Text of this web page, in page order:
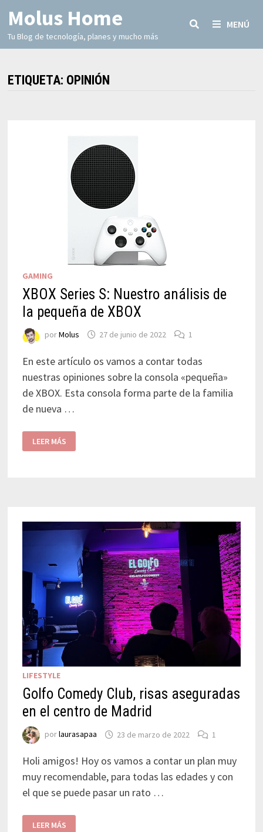
Molus Home
Tu Blog de tecnología, planes y mucho más
MENÚ
ETIQUETA: OPINIÓN
GAMING
XBOX Series S: Nuestro análisis de
la pequeña de XBOX
porMolus 27 de junio de 2022 1
En este artículo os vamos a contar todas
nuestras opiniones sobre la consola «pequeña»
de XBOX. Esta consola forma parte de la familia
de nueva …
LEER MÁS
LIFESTYLE
Golfo Comedy Club, risas aseguradas
en el centro de Madrid
porlaurasapaa 23 de marzo de 2022 1
Holi amigos! Hoy os vamos a contar un plan muy
muy recomendable, para todas las edades y con
el que se puede pasar un rato …
LEER MÁS